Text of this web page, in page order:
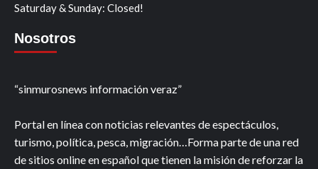
Saturday & Sunday: Closed!
Nosotros
“sinmurosnews información veraz”
Portal en línea con noticias relevantes de espectáculos,
turismo, política, pesca, migración…Forma parte de una red
de sitios online en español que tienen la misión de reforzar la